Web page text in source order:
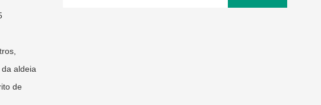
aldeia
de